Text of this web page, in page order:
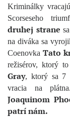
Kriminálky
Scorseseho
druhej strane
na diváka sa
CoenovkaTato
režisérov, ktorý
Gray, ktorý sa 7
vracia na
Joaquinom
patrí nám.